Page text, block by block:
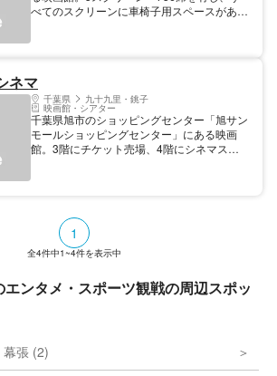
べてのスクリーンに車椅子用スペースがあ
ゲットできるサービスあり。
ネマ
千葉県 九十九里・銚子
映画館・シアター
千葉県旭市のショッピングセンター「旭サン
モールショッピングセンター」にある映画
館。3階にチケット売場、4階にシネマスク
茨城県民を対象にしたサービスデーも。
1
全4件中1~4件を表示中
ンタメ・スポーツ観戦の周辺スポッ
張 (2)